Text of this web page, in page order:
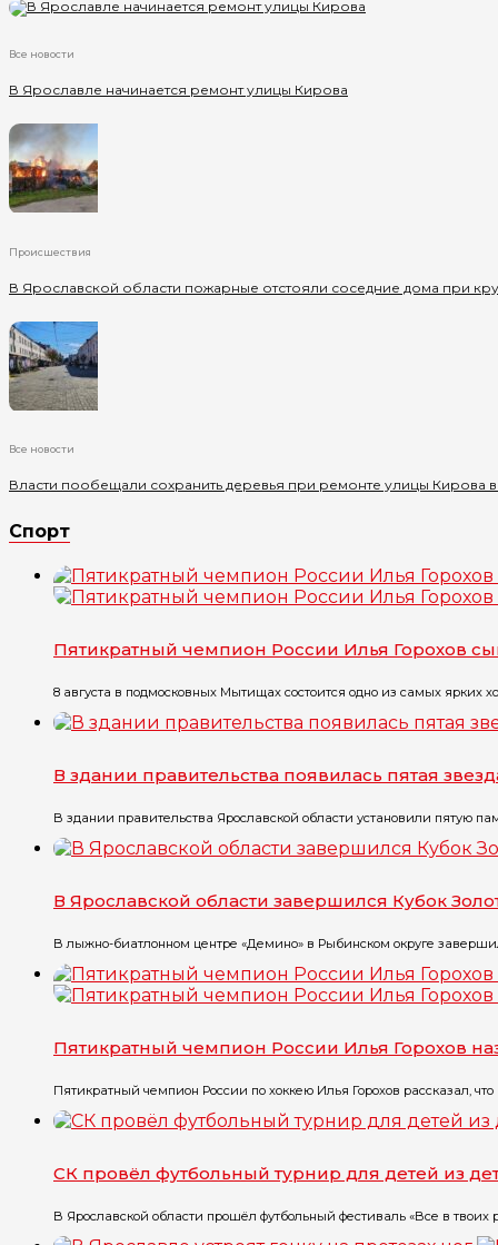
Все новости
В Ярославле начинается ремонт улицы Кирова
Происшествия
В Ярославской области пожарные отстояли соседние дома при
Все новости
Власти пообещали сохранить деревья при ремонте улицы Кирова
Спорт
Пятикратный чемпион России Илья Горохов
8 августа в подмосковных Мытищах состоится одно из самых ярких
В здании правительства появилась пятая
В здании правительства Ярославской области установили пятую
В Ярославской области завершился Кубок
В лыжно-биатлонном центре «Демино» в Рыбинском округе
Пятикратный чемпион России Илья Горохов
Пятикратный чемпион России по хоккею Илья Горохов рассказал,
СК провёл футбольный турнир для детей из
В Ярославской области прошёл футбольный фестиваль «Все в твоих